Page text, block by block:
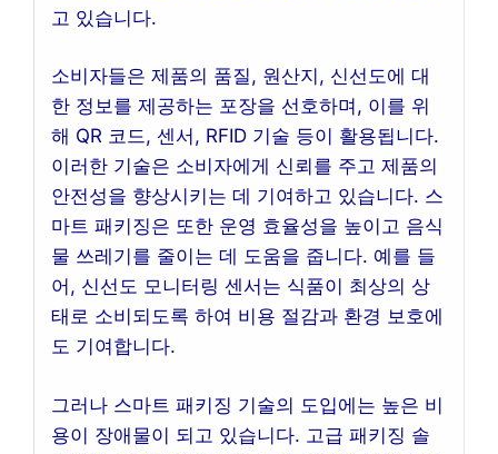
고 있습니다.
소비자들은 제품의 품질, 원산지, 신선도에 대
한 정보를 제공하는 포장을 선호하며, 이를 위
해 QR 코드, 센서, RFID 기술 등이 활용됩니다.
이러한 기술은 소비자에게 신뢰를 주고 제품의
안전성을 향상시키는 데 기여하고 있습니다. 스
마트 패키징은 또한 운영 효율성을 높이고 음식
물 쓰레기를 줄이는 데 도움을 줍니다. 예를 들
어, 신선도 모니터링 센서는 식품이 최상의 상
태로 소비되도록 하여 비용 절감과 환경 보호에
도 기여합니다.
그러나 스마트 패키징 기술의 도입에는 높은 비
용이 장애물이 되고 있습니다. 고급 패키징 솔